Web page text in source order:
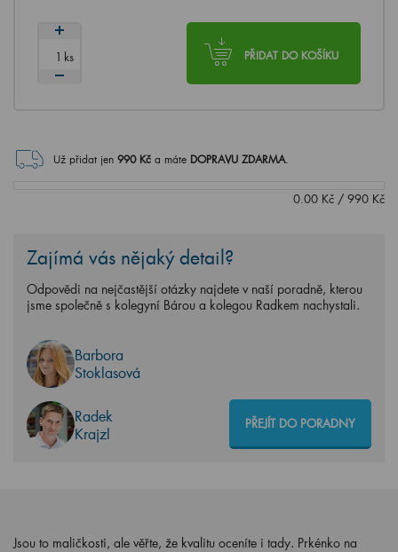
PŘIDAT DO KOŠÍKU
ks
Už přidat jen 990Kč a máte DOPRAVU ZDARMA.
0.00 Kč / 990 Kč
Zajímá vás nějaký detail?
Odpovědi na nejčastější otázky najdete v naší poradně, kterou
jsme společně s kolegyní Bárou a kolegou Radkem nachystali.
Barbora
Stoklasová
Radek
Krajzl
PŘEJÍT DO PORADNY
Jsou to maličkosti, ale věřte, že kvalitu oceníte i tady. Prkénko na